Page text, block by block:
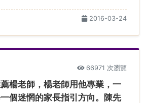
2016-03-24
66971 次瀏覽
楊老師，楊老師用他專業，一
個迷惘的家長指引方向。陳先